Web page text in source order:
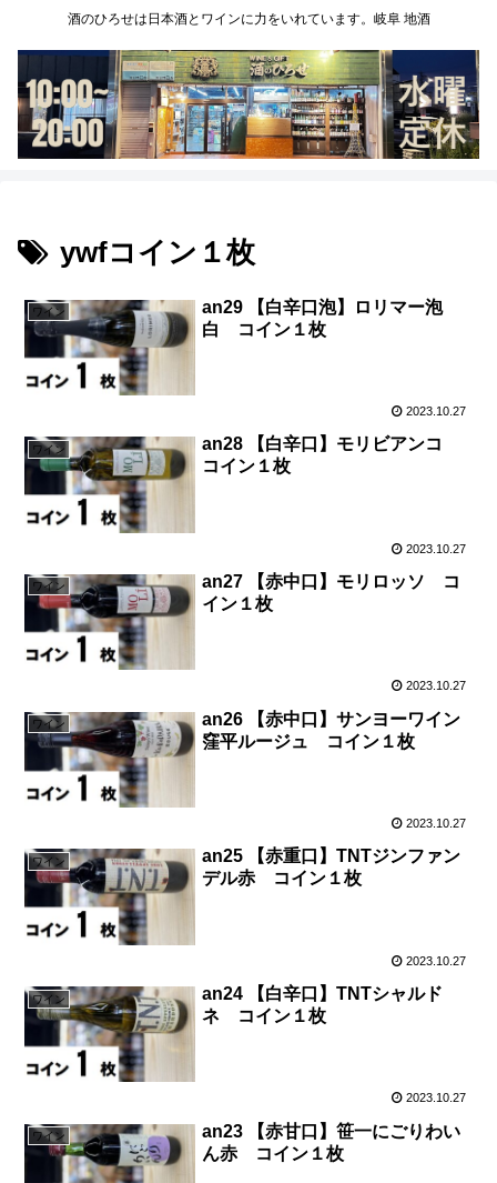
酒のひろせは日本酒とワインに力をいれています。岐阜 地酒
ywfコイン１枚
ワイン
an29 【白辛口泡】ロリマー泡
白 コイン１枚
2023.10.27
ワイン
an28 【白辛口】モリビアンコ
コイン１枚
2023.10.27
ワイン
an27 【赤中口】モリロッソ コ
イン１枚
2023.10.27
ワイン
an26 【赤中口】サンヨーワイン
窪平ルージュ コイン１枚
2023.10.27
ワイン
an25 【赤重口】TNTジンファン
デル赤 コイン１枚
2023.10.27
ワイン
an24 【白辛口】TNTシャルド
ネ コイン１枚
2023.10.27
ワイン
an23 【赤甘口】笹一にごりわい
ん赤 コイン１枚